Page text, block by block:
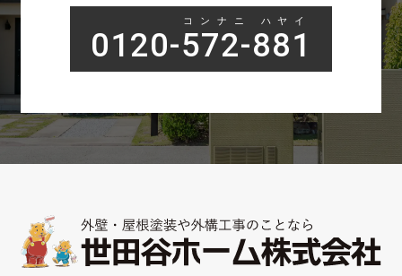
コンナニ ハヤイ
0120-572-881